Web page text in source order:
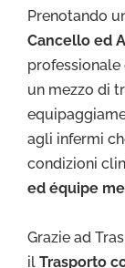
Prenotando
Cancello ed
un mezzo di
agli infermi
condizioni
ed équipe
Grazie ad
il Trasporto